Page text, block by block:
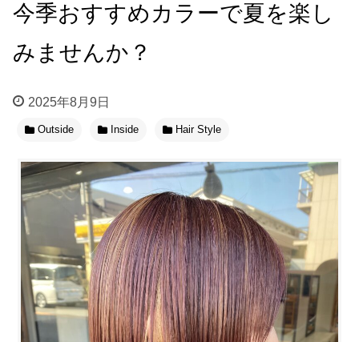
今季おすすめカラーで夏を楽し
みませんか？
2025年8月9日
Outside Inside Hair Style